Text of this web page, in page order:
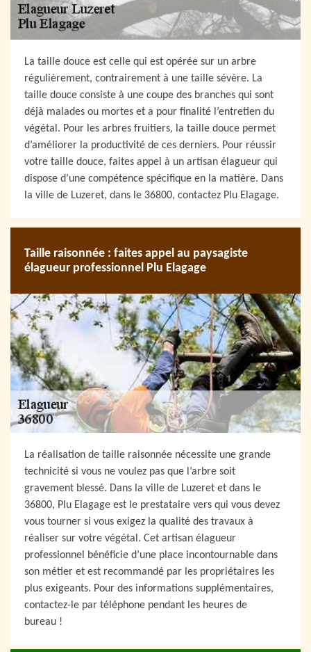
La taille douce est celle qui est opérée sur un arbre
régulièrement, contrairement à une taille sévère. La
taille douce consiste à une coupe des branches qui sont
déjà malades ou mortes et a pour finalité l’entretien du
végétal. Pour les arbres fruitiers, la taille douce permet
d’améliorer la productivité de ces derniers. Pour réussir
votre taille douce, faites appel à un artisan élagueur qui
dispose d’une compétence spécifique en la matière. Dans
la ville de Luzeret, dans le 36800, contactez Plu Elagage.
Taille raisonnée : faites appel au paysagiste
élagueur professionnel Plu Elagage
La réalisation de taille raisonnée nécessite une grande
technicité si vous ne voulez pas que l’arbre soit
gravement blessé. Dans la ville de Luzeret et dans le
36800, Plu Elagage est le prestataire vers qui vous devez
vous tourner si vous exigez la qualité des travaux à
réaliser sur votre végétal. Cet artisan élagueur
professionnel bénéficie d’une place incontournable dans
son métier et est recommandé par les propriétaires les
plus exigeants. Pour des informations supplémentaires,
contactez-le par téléphone pendant les heures de
bureau !